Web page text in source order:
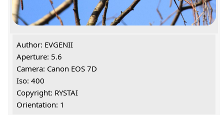
Author: EVGENII
Aperture: 5.6
Camera: Canon EOS 7D
Iso: 400
Copyright: RYSTAI
Orientation: 1